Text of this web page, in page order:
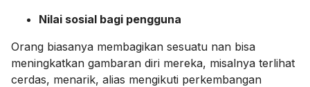
Nilai sosial bagi pengguna
Orang biasanya membagikan sesuatu nan bisa
meningkatkan gambaran diri mereka, misalnya terlihat
cerdas, menarik, alias mengikuti perkembangan